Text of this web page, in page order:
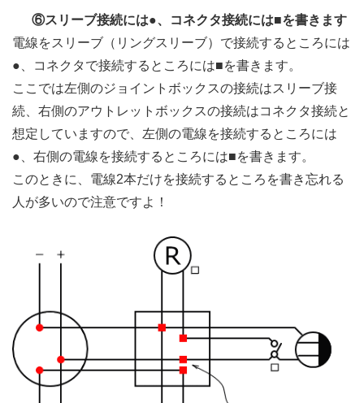
⑥スリーブ接続には●、コネクタ接続には■を書きます
電線をスリーブ（リングスリーブ）で接続するところには
●、コネクタで接続するところには■を書きます。
ここでは左側のジョイントボックスの接続はスリーブ接
続、右側のアウトレットボックスの接続はコネクタ接続と
想定していますので、左側の電線を接続するところには
●、右側の電線を接続するところには■を書きます。
このときに、電線2本だけを接続するところを書き忘れる
人が多いので注意ですよ！